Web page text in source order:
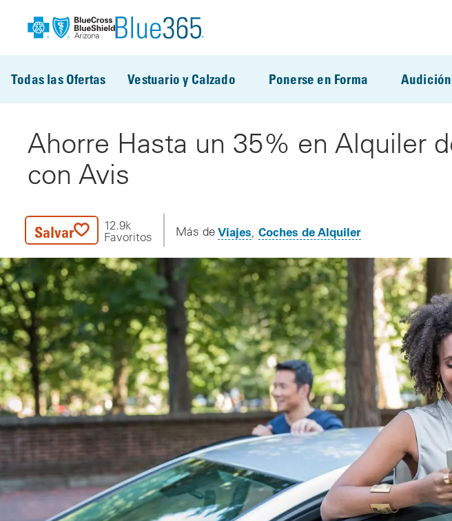
Todas las Ofertas Vestuario y Calzado Ponerse en Forma
Ahorre Hasta un 35% en Alquiler
con Avis
Salvar
12.9k
Favoritos
Más de Viajes Coches de Alquiler